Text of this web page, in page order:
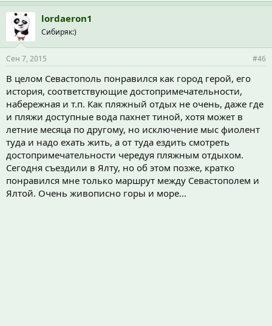
lordaeron1
Сибиряк:)
Сен 7, 2015 #46
В целом Севастополь понравился как город герой, его
история, соответствующие достопримечательности,
набережная и т.п. Как пляжный отдых не очень, даже где
и пляжи доступные вода пахнет тиной, хотя может в
летние месяца по другому, но исключение мыс фиолент
туда и надо ехать жить, а от туда ездить смотреть
достопримечательности чередуя пляжным отдыхом.
Сегодня съездили в Ялту, но об этом позже, кратко
понравился мне только маршрут между Севастополем и
Ялтой. Очень живописно горы и море...